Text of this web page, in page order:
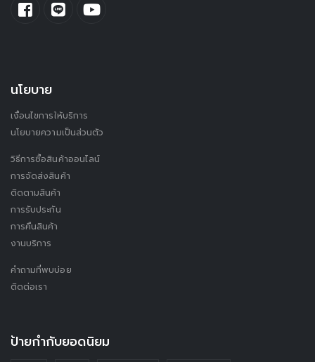
นโยบาย
เงื่อนไขการให้บริการ
นโยบายความเป็นส่วนตัว
วิธีการซื้อสินค้าออนไลน์
การจัดส่งสินค้า
ติดตามสินค้า
การรับประกัน
การคืนสินค้า
งานบริการ
คำถามที่พบบ่อย
ติดต่อเรา
ป้ายกำกับยอดนิยม